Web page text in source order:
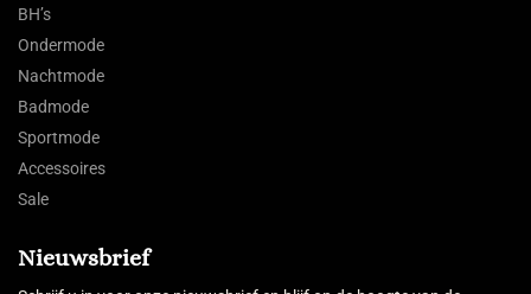
BH’s
Ondermode
Nachtmode
Badmode
Sportmode
Accessoires
Sale
Nieuwsbrief